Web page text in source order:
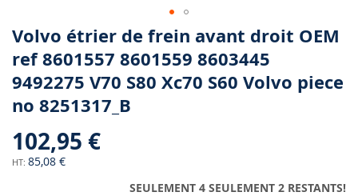
Skip
to
the
beginning
the
gallery
Volvo étrier de frein avant droit OEM
ref 8601557 8601559 8603445
9492275 V70 S80 Xc70 S60 Volvo piece
no 8251317_B
102,95 €
85,08 €
SEULEMENT 4 SEULEMENT 2 RESTANTS!